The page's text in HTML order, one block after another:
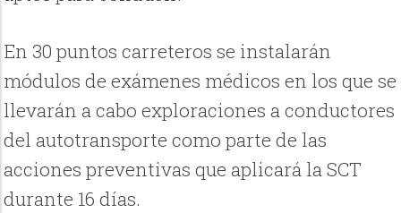
En 30 puntos carreteros se instalarán
módulos de exámenes médicos en los que se
llevarán a cabo exploraciones a conductores
del autotransporte como parte de las
acciones preventivas que aplicará la SCT
durante 16 días.